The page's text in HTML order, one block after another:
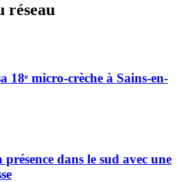
réseau
18ᵉ micro-crèche à Sains-en-
dans le sud avec une